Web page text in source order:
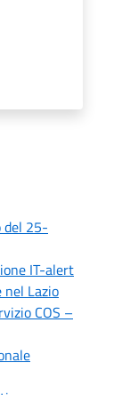
del 25-
IT-alert
Lazio
COS –